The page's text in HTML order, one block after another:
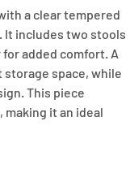
a clear tempered
It includes two stools
added comfort. A
space, while
This piece
it an ideal